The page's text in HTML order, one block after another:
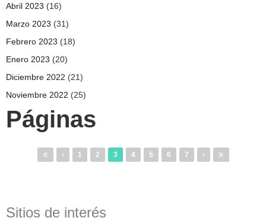
Abril 2023 (16)
Marzo 2023 (31)
Febrero 2023 (18)
Enero 2023 (20)
Diciembre 2022 (21)
Noviembre 2022 (25)
Páginas
1 2 3 4 5 6 7
Sitios de interés